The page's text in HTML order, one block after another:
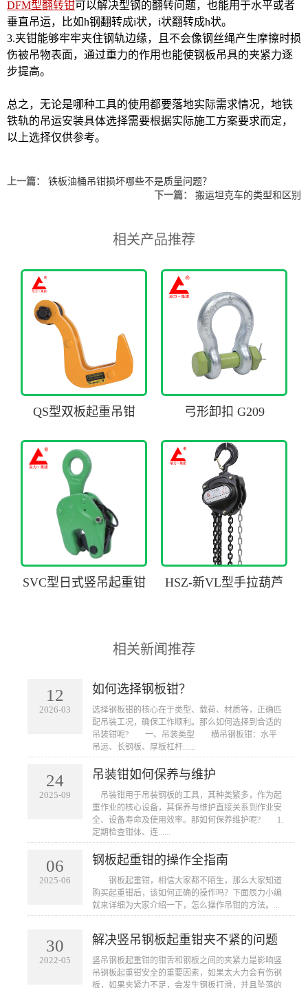
DFM型翻转钳可以解决型钢的翻转问题，也能用于水平或者
垂直吊运，比如h钢翻转成i状，i状翻转成h状。
3.夹钳能够牢牢夹住钢轨边缘，且不会像钢丝绳产生摩擦时损
伤被吊物表面，通过重力的作用也能使钢板吊具的夹紧力逐
步提高。
总之，无论是哪种工具的使用都要落地实际需求情况，地铁
铁轨的吊运安装具体选择需要根据实际施工方案要求而定，
以上选择仅供参考。
上一篇：
铁板油桶吊钳损坏哪些不是质量问题？
下一篇：
搬运坦克车的类型和区别
相关产品推荐
QS型双板起重吊钳 弓形卸扣 G209
SVC型日式竖吊起重钳 HSZ-新VL型手拉葫芦
相关新闻推荐
12
2026-03
如何选择钢板钳？
​选择钢板钳的核心在于类型、载荷、材质等，正确匹
配吊装工况，确保工作顺利。那么如何选择到合适的
吊装钳呢? 一、吊装类型 横吊钢板钳：水平
吊运、长钢板、厚板杠杆......
24
2025-09
吊装钳如何保养与维护
​ 吊装钳用于吊装钢板的工具，其种类繁多，作为起
重作业的核心设备，其保养与维护直接关系到作业安
全、设备寿命及使用效率。那如何保养维护呢? 1.
定期检查钳体、连......
06
2025-06
钢板起重钳的操作全指南
​ 钢板起重钳，相信大家都不陌生，那么大家知道
购买起重钳后，该如何正确的操作吗？下面辰力小编
就来详细为大家介绍一下，怎么操作吊钳的方法。...
30
2022-05
解决竖吊钢板起重钳夹不紧的问题
竖吊钢板起重钳的钳舌和钢板之间的夹紧力是影响竖
吊钢板起重钳安全的重要因素，如果太大力会有伤钢
板，如果夹紧力不足，会发生钢板打滑，并且坠落的